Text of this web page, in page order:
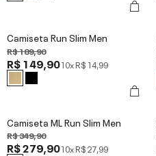
Camiseta Run Slim Men
R$ 189,90
R$ 149,9010xR$ 14,99
Camiseta ML Run Slim Men
R$ 349,90
R$ 279,9010xR$ 27,99